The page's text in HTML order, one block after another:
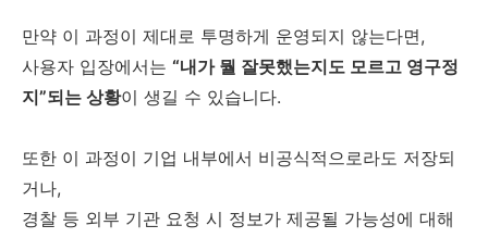
만약 이 과정이 제대로 투명하게 운영되지 않는다면,
사용자 입장에서는 “내가 뭘 잘못했는지도 모르고 영구정
지”되는 상황이 생길 수 있습니다.
또한 이 과정이 기업 내부에서 비공식적으로라도 저장되
거나,
경찰 등 외부 기관 요청 시 정보가 제공될 가능성에 대해